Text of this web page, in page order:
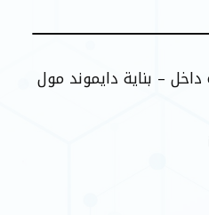
– بناية دايموند مول